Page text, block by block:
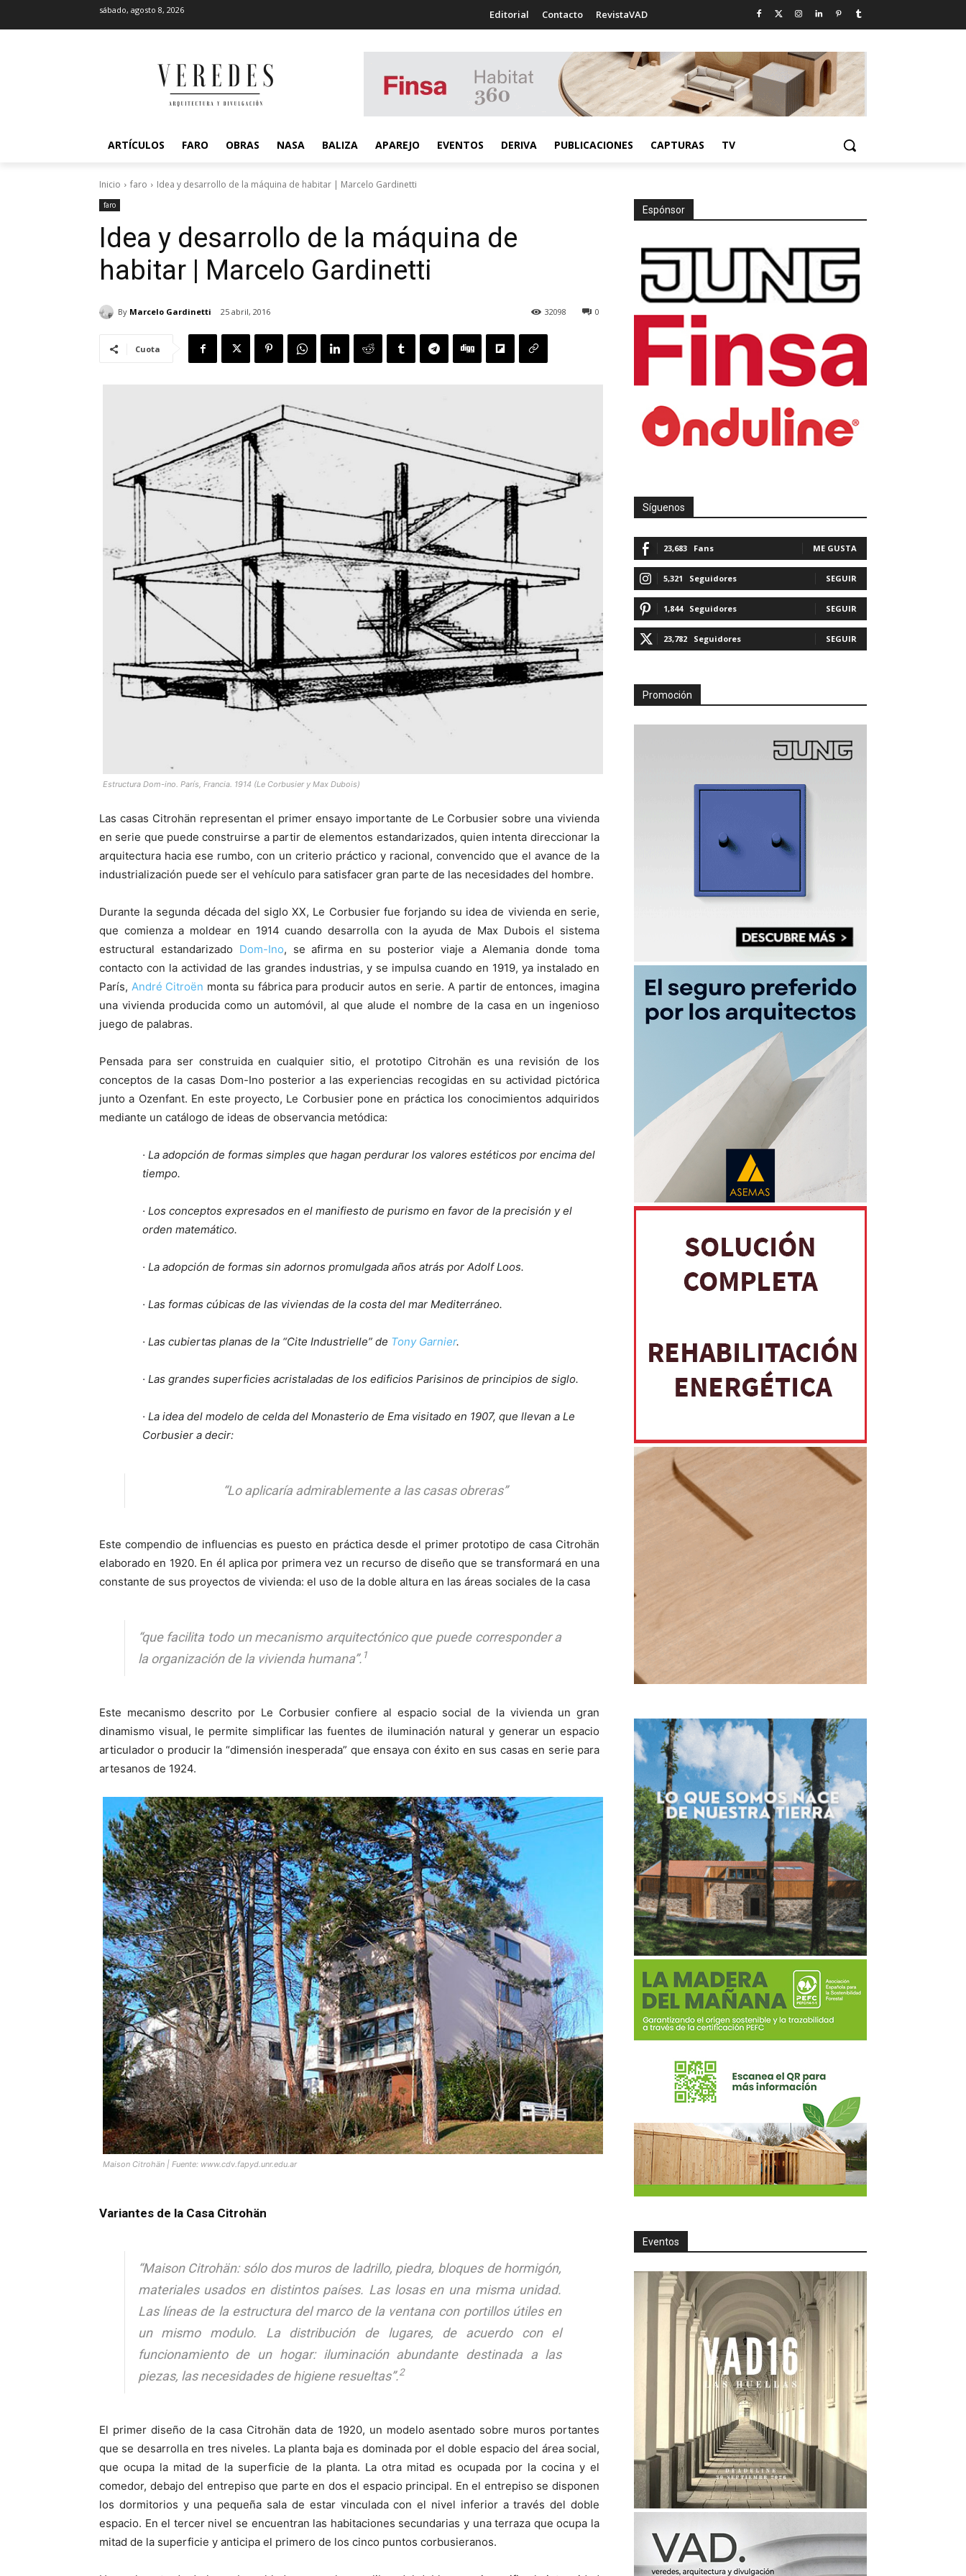
sábado, agosto 8, 2026 Editorial Contacto RevistaVAD
ARTÍCULOS FARO OBRAS NASA BALIZA APAREJO EVENTOS DERIVA PUBLICACIONES CAPTURAS TV
Inicio faro Idea y desarrollo de la máquina de habitar | Marcelo Gardinetti
faro
Idea y desarrollo de la máquina de
habitar | Marcelo Gardinetti
By Marcelo Gardinetti 25 abril, 2016 0
32098
Cuota
Estructura Dom-ino. París, Francia. 1914 (Le Corbusier y Max Dubois)
Las casas Citrohän representan el primer ensayo importante de Le Corbusier sobre una vivienda
en serie que puede construirse a partir de elementos estandarizados, quien intenta direccionar la
arquitectura hacia ese rumbo, con un criterio práctico y racional, convencido que el avance de la
industrialización puede ser el vehículo para satisfacer gran parte de las necesidades del hombre.
Durante la segunda década del siglo XX, Le Corbusier fue forjando su idea de vivienda en serie,
que comienza a moldear en 1914 cuando desarrolla con la ayuda de Max Dubois el sistema
estructural estandarizado Dom-Ino, se afirma en su posterior viaje a Alemania donde toma
contacto con la actividad de las grandes industrias, y se impulsa cuando en 1919, ya instalado en
París, André Citroën monta su fábrica para producir autos en serie. A partir de entonces, imagina
una vivienda producida como un automóvil, al que alude el nombre de la casa en un ingenioso
juego de palabras.
Pensada para ser construida en cualquier sitio, el prototipo Citrohän es una revisión de los
conceptos de la casas Dom-Ino posterior a las experiencias recogidas en su actividad pictórica
junto a Ozenfant. En este proyecto, Le Corbusier pone en práctica los conocimientos adquiridos
mediante un catálogo de ideas de observancia metódica:
· La adopción de formas simples que hagan perdurar los valores estéticos por encima del
tiempo.
· Los conceptos expresados en el manifiesto de purismo en favor de la precisión y el
orden matemático.
· La adopción de formas sin adornos promulgada años atrás por Adolf Loos.
· Las formas cúbicas de las viviendas de la costa del mar Mediterráneo.
· Las cubiertas planas de la “Cite Industrielle” de Tony Garnier.
· Las grandes superficies acristaladas de los edificios Parisinos de principios de siglo.
· La idea del modelo de celda del Monasterio de Ema visitado en 1907, que llevan a Le
Corbusier a decir:
“Lo aplicaría admirablemente a las casas obreras”
Este compendio de influencias es puesto en práctica desde el primer prototipo de casa Citrohän
elaborado en 1920. En él aplica por primera vez un recurso de diseño que se transformará en una
constante de sus proyectos de vivienda: el uso de la doble altura en las áreas sociales de la casa
“que facilita todo un mecanismo arquitectónico que puede corresponder a
la organización de la vivienda humana”. 1
Este mecanismo descrito por Le Corbusier confiere al espacio social de la vivienda un gran
dinamismo visual, le permite simplificar las fuentes de iluminación natural y generar un espacio
articulador o producir la “dimensión inesperada” que ensaya con éxito en sus casas en serie para
artesanos de 1924.
Maison Citrohän | Fuente: www.cdv.fapyd.unr.edu.ar
Variantes de la Casa Citrohän
“Maison Citrohän: sólo dos muros de ladrillo, piedra, bloques de hormigón,
materiales usados en distintos países. Las losas en una misma unidad.
Las líneas de la estructura del marco de la ventana con portillos útiles en
un mismo modulo. La distribución de lugares, de acuerdo con el
funcionamiento de un hogar: iluminación abundante destinada a las
piezas, las necesidades de higiene resueltas”.2
El primer diseño de la casa Citrohän data de 1920, un modelo asentado sobre muros portantes
que se desarrolla en tres niveles. La planta baja es dominada por el doble espacio del área social,
que ocupa la mitad de la superficie de la planta. La otra mitad es ocupada por la cocina y el
comedor, debajo del entrepiso que parte en dos el espacio principal. En el entrepiso se disponen
los dormitorios y una pequeña sala de estar vinculada con el nivel inferior a través del doble
espacio. En el tercer nivel se encuentran las habitaciones secundarias y una terraza que ocupa la
mitad de la superficie y anticipa el primero de los cinco puntos corbusieranos.
Espónsor
Síguenos
23,683 Fans ME GUSTA
5,321 Seguidores SEGUIR
1,844 Seguidores SEGUIR
23,782 Seguidores SEGUIR
Promoción
Eventos